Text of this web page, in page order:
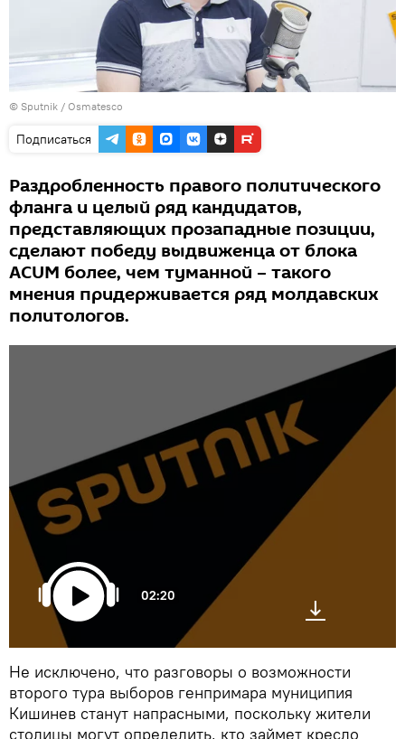
© Sputnik / Osmatesco
Подписаться
Раздробленность правого политического
фланга и целый ряд кандидатов,
представляющих прозападные позиции,
сделают победу выдвиженца от блока
ACUM более, чем туманной – такого
мнения придерживается ряд молдавских
политологов.
02:20
Не исключено, что разговоры о возможности
второго тура выборов генпримара муниципия
Кишинев станут напрасными, поскольку жители
столицы могут определить, кто займет кресло